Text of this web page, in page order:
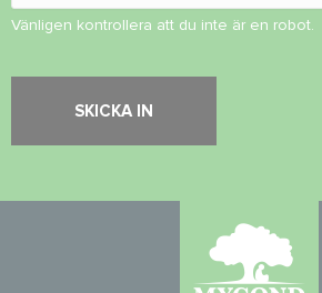
Vänligen kontrollera att du inte är en robot.